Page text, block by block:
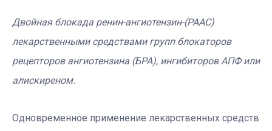
Двойная блокада ренин-ангиотензин-(РААС)
лекарственными средствами групп блокаторов
рецепторов ангиотензина (БРА), ингибиторов АПФ или
алискиреном.
Одновременное применение лекарственных средств